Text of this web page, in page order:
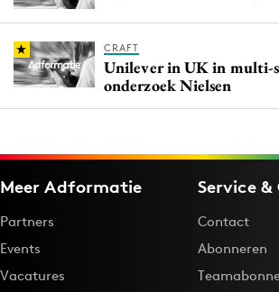
CRAFT
Unilever in UK in multi-
onderzoek Nielsen
Meer Adformatie
Partners
Events
Vacatures
Service
Contact
Abonneren